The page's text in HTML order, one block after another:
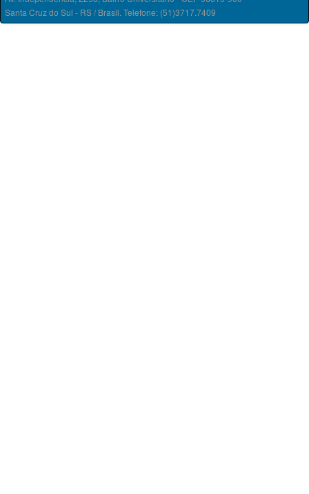
Santa Cruz do Sul - RS / Brasil. Telefone: (51)3717.7409